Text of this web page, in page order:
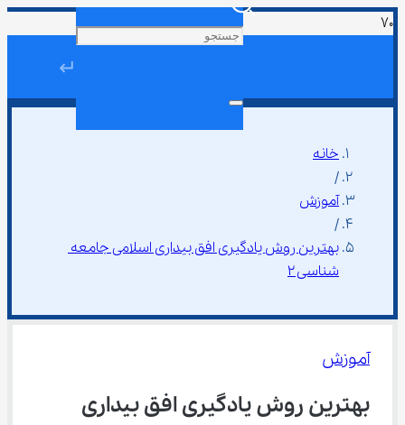
↵
خانه
/
آموزش
/
بهترین روش یادگیری افق بیداری اسلامی جامعه
شناسی ۲
آموزش
بهترین روش یادگیری افق بیداری